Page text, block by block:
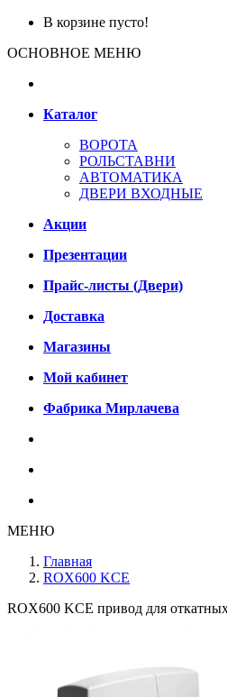
В корзине пусто!
ОСНОВНОЕ МЕНЮ
Каталог
ВОРОТА
РОЛЬСТАВНИ
АВТОМАТИКА
ДВЕРИ ВХОДНЫЕ
Акции
Презентации
Прайс-листы (Двери)
Доставка
Магазины
Мой кабинет
Фабрика Мирлачева
МЕНЮ
Главная
ROX600 KCE
ROX600 KCE привод для